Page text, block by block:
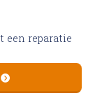
een reparatie